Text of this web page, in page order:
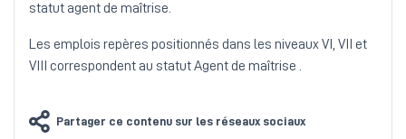
statut agent de maîtrise.
Les emplois repères positionnés dans les niveaux VI, VII et
VIII correspondent au statut Agent de maîtrise .
Partager ce contenu sur les réseaux sociaux